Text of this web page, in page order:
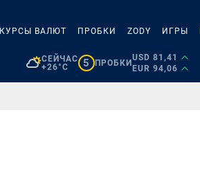
КУРСЫ ВАЛЮТ ПРОБКИ ZODY ИГРЫ
СЕЙЧАС
+26°C
5 ПРОБКИ
USD 81,41
EUR 94,06